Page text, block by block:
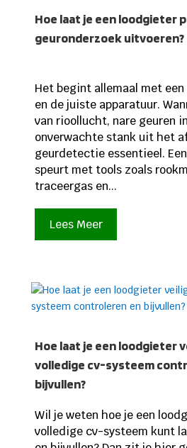
Hoe laat je een loodgieter
geuronderzoek uitvoeren?
Het begint allemaal met een
en de juiste apparatuur.
van rioollucht, nare geuren
onverwachte stank uit het
geurdetectie essentieel.
speurt met tools zoals
traceergas en...
Lees Meer
Hoe laat je een loodgieter
volledige cv-systeem
bijvullen?
Wil je weten hoe je een
volledige cv-systeem kunt